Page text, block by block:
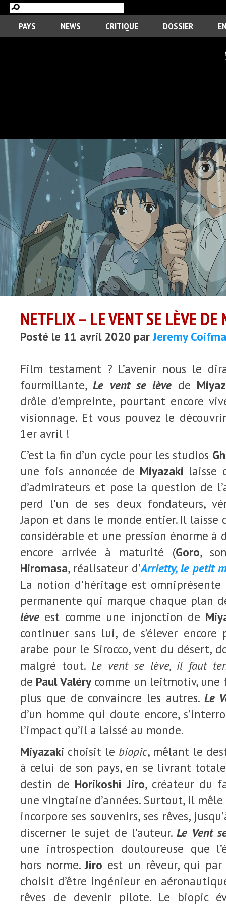
PAYS NEWS CRITIQUE DOSSIER
NETFLIX – LE VENT SE LÈVE DE
Posté le 11 avril 2020 parJeremy
Film testament ? L’avenir nous le
fourmillante,Le vent se lève de
drôle d’empreinte, pourtant encore
visionnage. Et vous pouvez le
1er avril !
C’est la fin d’un cycle pour les studios
une fois annoncée de Miyazaki laisse
d’admirateurs et pose la question de
perd l’un de ses deux fondateurs,
Japon et dans le monde entier. Il
considérable et une pression énorme à
encore arrivée à maturité (Goro,
Hiromasa, réalisateur d’Arrietty, le petit
La notion d’héritage est omniprésente
permanente qui marque chaque plan
lève est comme une injonction de
continuer sans lui, de s’élever
arabe pour le Sirocco, vent du désert,
malgré tout. Le vent se lève, il faut
de Paul Valérycomme un leitmotiv, une
plus que de convaincre les autres. Le
d’un homme qui doute encore,
l’impact qu’il a laissé au monde.
Miyazaki choisit le biopic, mêlant le
à celui de son pays, en se livrant
destin de Horikoshi Jiro, créateur du
une vingtaine d’années. Surtout, il
incorpore ses souvenirs, ses rêves,
discerner le sujet de l’auteur.Le Vent
une introspection douloureuse que
hors norme.Jiro est un rêveur, qui
choisit d’être ingénieur en
rêves de devenir pilote. Le biopic